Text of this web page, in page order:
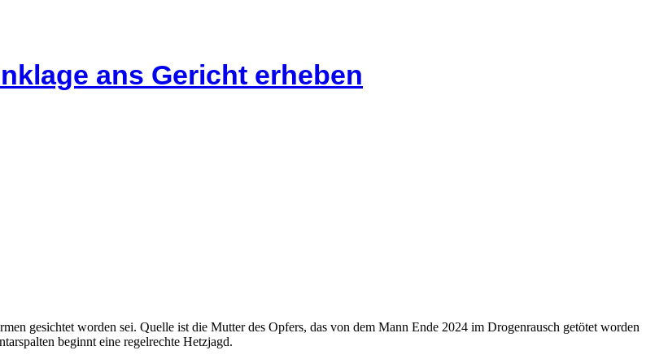
ans Gericht erheben
gesichtet worden sei. Quelle ist die Mutter des Opfers, das von dem Mann Ende 2024 im Drogenrausch getötet worden
beginnt eine regelrechte Hetzjagd.